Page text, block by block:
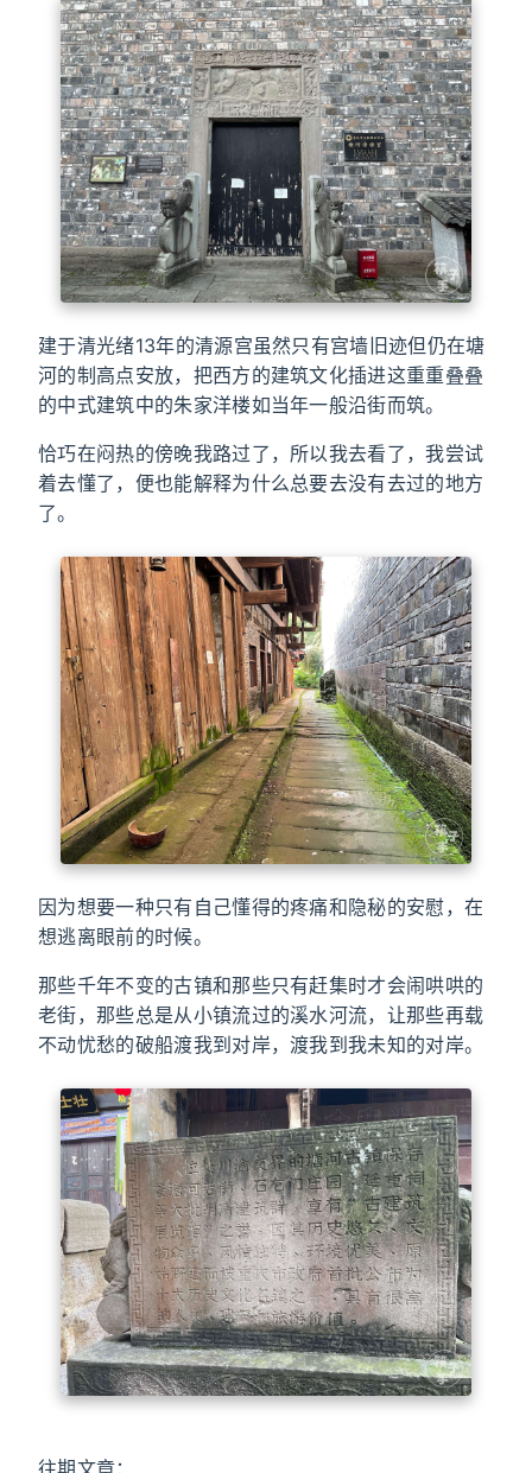
建于清光绪13年的清源宫虽然只有宫墙旧迹但仍在塘
河的制高点安放，把西方的建筑文化插进这重重叠叠
的中式建筑中的朱家洋楼如当年一般沿街而筑。
恰巧在闷热的傍晚我路过了，所以我去看了，我尝试
着去懂了，便也能解释为什么总要去没有去过的地方
了。
因为想要一种只有自己懂得的疼痛和隐秘的安慰，在
想逃离眼前的时候。
那些千年不变的古镇和那些只有赶集时才会闹哄哄的
老街，那些总是从小镇流过的溪水河流，让那些再载
不动忧愁的破船渡我到对岸，渡我到我未知的对岸。
往期文章：